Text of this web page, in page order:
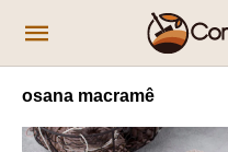
osana macramê